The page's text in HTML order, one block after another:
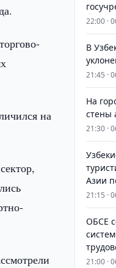
на
22:00 ·
В
21:45 ·
На
стены
21:30 ·
Азии
21:15 ·
ОБСЕ
21:00 ·